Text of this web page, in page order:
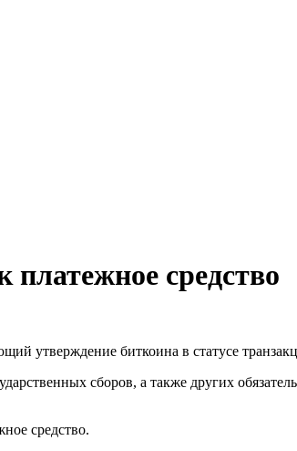
средство
утверждение биткоина в статусе
сборов, а также других
средство.